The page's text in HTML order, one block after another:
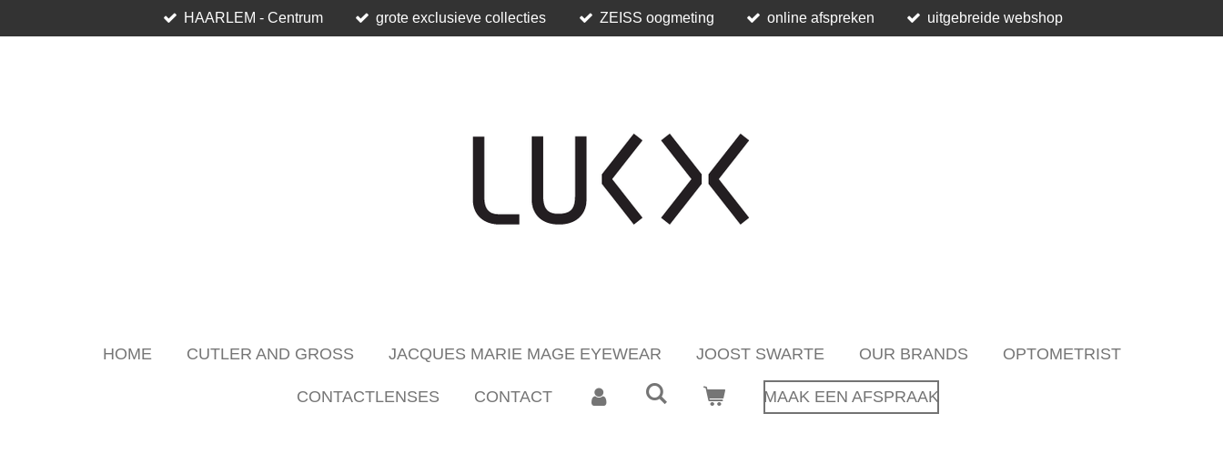
to
HAARLEM - Centrum grote exclusieve collecties ZEISS oogmeting online afspreken uitgebreide webshop
HOME CUTLER AND GROSS JACQUES MARIE MAGE EYEWEAR JOOST SWARTE OUR BRANDS OPTOMETRIST
CONTACTLENSES CONTACT MAAK EEN AFSPRAAK